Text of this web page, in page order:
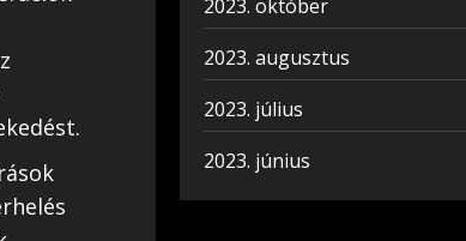
2023. október
2023. augusztus
2023. július
2023. június